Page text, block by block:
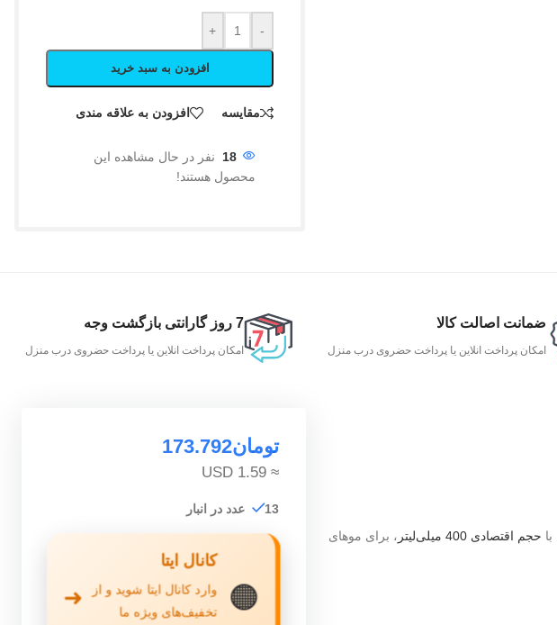
-
+
افزودن به سبد خرید
مقایسه افزودن به علاقه مندی
18
نفر در حال مشاهده این
محصول هستند!
ضمانت اصالت کالا
امکان پرداخت انلاین یا پرداخت حضروی درب منزل
7 روز گارانتی بازگشت وجه
امکان پرداخت انلاین یا پرداخت حضروی درب منزل
حجم اقتصادی 400 میلی‌لیتر
، برای موهای
تومان173.792
≈ 1.59 USD
13 عدد در انبار
🟠
کانال ایتا
وارد کانال ایتا شوید و از
تخفیف‌های ویژه ما
➜